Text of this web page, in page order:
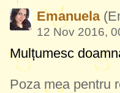
Emanuela
12 Nov 2016,
Mulțumesc
Poza mea pentru